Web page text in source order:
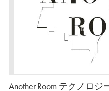
Another Room テクノロ